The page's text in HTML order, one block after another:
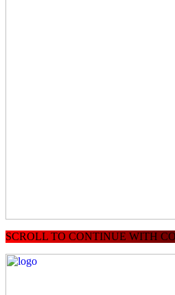
SCROLL TO CONTINUE WITH